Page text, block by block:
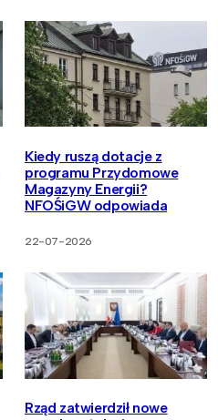
Kiedy ruszą dotacje z
programu Przydomowe
Magazyny Energii?
NFOŚiGW odpowiada
22-07-2026
Rząd zatwierdził nowe